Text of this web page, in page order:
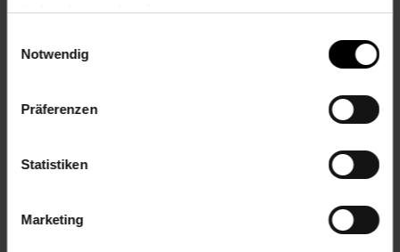
ändern bzw. widerrufen.
Notwendig
Präferenzen
Statistiken
Marketing
Versandinformationen
Herstellerinformationen
Altgeräterücknahme